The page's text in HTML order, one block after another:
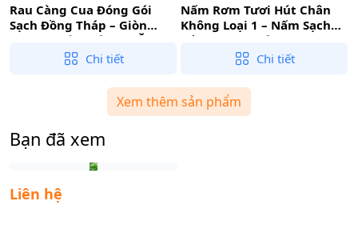
Rau Càng Cua Đóng Gói
Sạch Đồng Tháp – Giòn
Mọng Nước, Tiện Lợi Ăn
Chi tiết
Nấm Rơm Tươi Hút Chân
Không Loại 1 – Nấm Sạch
Trồng Rơm, Tiện Lợi Cho
Chi tiết
Xem thêm sản phẩm
Bạn đã xem
Liên hệ